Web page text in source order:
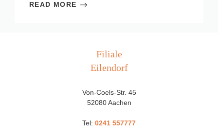
READ MORE
Filiale
Eilendorf
Von-Coels-Str. 45
52080 Aachen
Tel: 0241 557777